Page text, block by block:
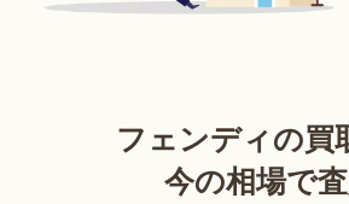
フェンディの買
今の相場で